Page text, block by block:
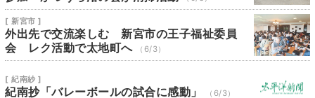
[ 新宮市 ]
外出先で交流楽しむ 新宮市の王子福祉委員
会 レク活動で太地町へ
（6/3）
[ 紀南紗 ]
紀南抄「バレーボールの試合に感動」 （6/3）